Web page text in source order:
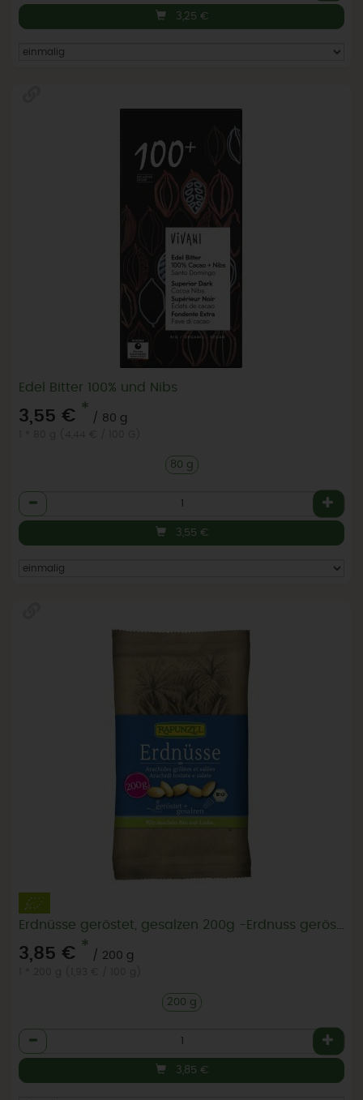
3,25 €
Edel Bitter 100% und Nibs
3,55 € *
/ 80 g
80 g
Anzahl
3,55 €
3,85 € *
/ 200 g
200 g
Anzahl
3,85 €